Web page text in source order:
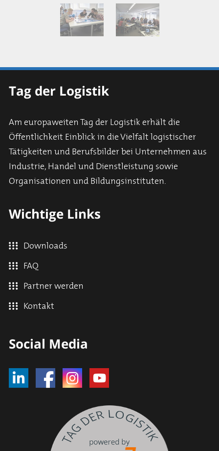
Tag der Logistik
Am europaweiten Tag der Logistik erhält die
Öffentlichkeit Einblick in die Vielfalt logistischer
Tätigkeiten und Berufsbilder bei Unternehmen aus
Industrie, Handel und Dienstleistung sowie
Organisationen und Bildungsinstituten.
Wichtige Links
Downloads
FAQ
Partner werden
Kontakt
Social Media